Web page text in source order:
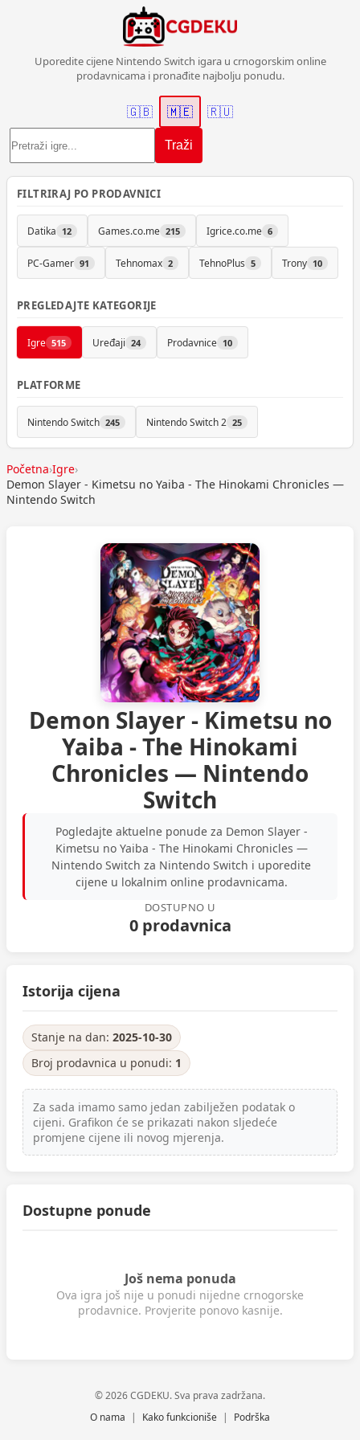
Uporedite cijene Nintendo Switch igara u crnogorskim online
prodavnicama i pronađite najbolju ponudu.
Traži
🇬🇧 🇲🇪 🇷🇺
FILTRIRAJ PO PRODAVNICI
Datika 12 Games.co.me 215 Igrice.co.me 6
PC-Gamer 91 Tehnomax 2 TehnoPlus 5 Trony 10
PREGLEDAJTE KATEGORIJE
Igre 515 Uređaji 24 Prodavnice 10
PLATFORME
Nintendo Switch 245 Nintendo Switch 2 25
Početna›Igre›
Demon Slayer - Kimetsu no Yaiba - The Hinokami Chronicles —
Nintendo Switch
Demon Slayer - Kimetsu no
Yaiba - The Hinokami
Chronicles — Nintendo
Switch
Pogledajte aktuelne ponude za Demon Slayer -
Kimetsu no Yaiba - The Hinokami Chronicles —
Nintendo Switch za Nintendo Switch i uporedite
cijene u lokalnim online prodavnicama.
DOSTUPNO U
0 prodavnica
Istorija cijena
Stanje na dan: 2025-10-30
Broj prodavnica u ponudi: 1
Za sada imamo samo jedan zabilježen podatak o
cijeni. Grafikon će se prikazati nakon sljedeće
promjene cijene ili novog mjerenja.
Dostupne ponude
Još nema ponuda
Ova igra još nije u ponudi nijedne crnogorske
prodavnice. Provjerite ponovo kasnije.
© 2026 CGDEKU. Sva prava zadržana.
O nama
| Kako funkcioniše | Podrška